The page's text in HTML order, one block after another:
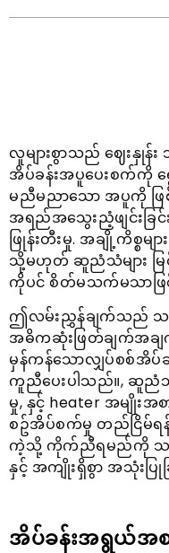
လူများစွာသည် ဈေးနှု
အိပ်ခန်းအပူပေးစက်ကို
မညီမညာသော အပူကို ဖ
အရည်အသွေးညံ့ဖျင်းခြ
ဖြုန်းတီးမှု. အချို့ကိစ္စမျ
သို့မဟုတ် ဆူညံသံများ မ
ကိုပင် စိတ်မသက်မသာဖြ
ဤလမ်းညွှန်ချက်သည် သ
အဓိကဆုံးဖြတ်ချက်အချက်
မှန်ကန်သောလျှပ်စစ်အိပ်
ကူညီပေးပါသည်။, ဆူညံ
မှု, နှင့် heater အမျိုးအစ
စဥ်အိပ်စက်မှု တည်ငြိမ်
ကဲ့သို့ ကိုက်ညီရမည်ကို သင်
နှင့် အကျိုးရှိစွာ အသုံးပြုခ
အိပ်ခန်းအရွယ်အ